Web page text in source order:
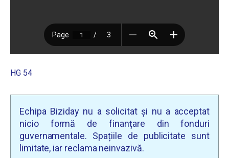
HG 54
Echipa Biziday nu a solicitat și nu a acceptat
nicio formă de finanțare din fonduri
guvernamentale. Spațiile de publicitate sunt
limitate, iar reclama neinvazivă.